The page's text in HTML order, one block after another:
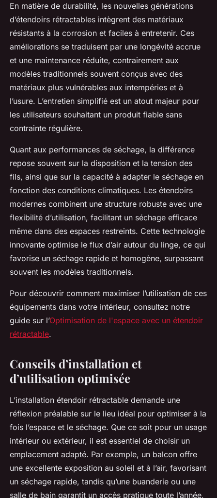
En matière de durabilité, les nouvelles générations
d’étendoirs rétractables intègrent des matériaux
résistants à la corrosion et faciles à entretenir. Ces
améliorations se traduisent par une longévité accrue
et une maintenance réduite, contrairement aux
modèles traditionnels souvent conçus avec des
matériaux plus vulnérables aux intempéries et à
l’usure. L’entretien simplifié est un atout majeur pour
les utilisateurs souhaitant un produit fiable sans
contrainte régulière.
Quant aux performances de séchage, la différence
repose souvent sur la disposition et la tension des
fils, ainsi que sur la capacité à adapter le séchage en
fonction des conditions climatiques. Les étendoirs
modernes combinent une structure robuste avec une
flexibilité d’utilisation, facilitant un séchage efficace
même dans des espaces restreints. Cette technologie
innovante optimise le flux d’air autour du linge, ce qui
favorise un séchage rapide et homogène, surpassant
souvent les modèles traditionnels.
Pour découvrir comment maximiser l’utilisation de ces
équipements dans votre intérieur, consultez notre
guide sur l’Optimisation de l'espace avec un étendoir
rétractable.
Conseils d’installation et
d’utilisation optimisée
L’installation étendoir rétractable demande une
réflexion préalable sur le lieu idéal pour optimiser à la
fois l’espace et le séchage. Que ce soit pour un usage
intérieur ou extérieur, il est essentiel de choisir un
emplacement adapté. Par exemple, un balcon offre
une excellente exposition au soleil et à l’air, favorisant
un séchage rapide, tandis qu’une buanderie ou une
salle de bain garantit un accès pratique toute l’année,